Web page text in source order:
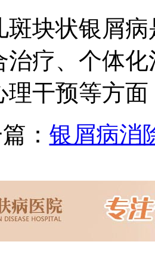
斑块状银屑
治疗、个体
理干预等方
： 银屑病消